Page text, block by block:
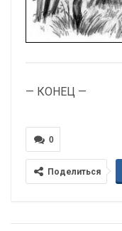
— КОНЕЦ —
0
Поделиться